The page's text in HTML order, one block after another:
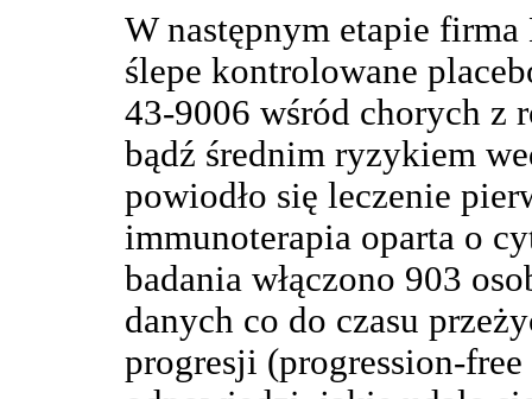
W następnym etapie
ślepe kontrolowane
43-9006 wśród chorych z
bądź średnim ryzykiem
powiodło się leczenie
immunoterapia oparta o
badania włączono 903
danych co do czasu
progresji (progression-